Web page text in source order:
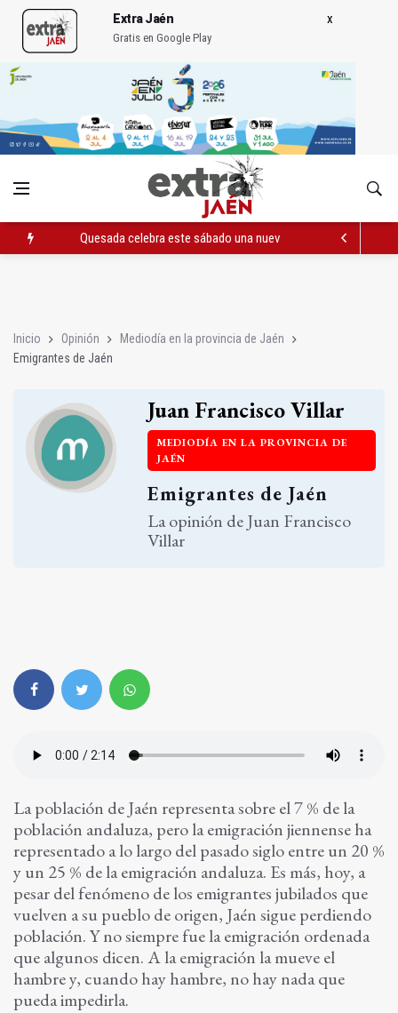
Extra Jaén
Gratis en Google Play
Quesada celebra este sábado una nueva jornada de Orgullo
Inicio Opinión
Mediodía en la provincia de Jaén
Emigrantes de Jaén
Juan Francisco Villar
MEDIODÍA EN LA PROVINCIA DE
JAÉN
Emigrantes de Jaén
La opinión de Juan Francisco
Villar
La población de Jaén representa sobre el 7 % de la
población andaluza, pero la emigración jiennense ha
representado a lo largo del pasado siglo entre un 20 %
y un 25 % de la emigración andaluza. Es más, hoy, a
pesar del fenómeno de los emigrantes jubilados que
vuelven a su pueblo de origen, Jaén sigue perdiendo
población. Y no siempre fue la emigración ordenada
que algunos dicen. A la emigración la mueve el
hambre y, cuando hay hambre, no hay nada que
pueda impedirla.